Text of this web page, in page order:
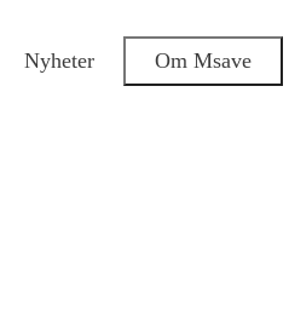
Nyheter Om Msave